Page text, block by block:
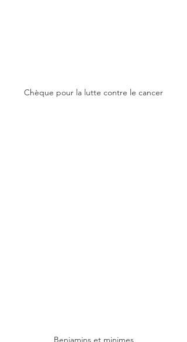
Chèque pour la lutte contre le cancer
Benjamins et minimes